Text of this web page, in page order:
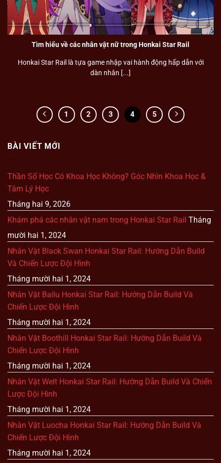
Tìm hiểu về các nhân vật nữ trong Honkai Star Rail
Honkai Star Rail là tựa game nhập vai hành động hấp dẫn với
dàn nhân [...]
1 2 3 4 5
BÀI VIẾT MỚI
Thần Số Học Có Khoa Học Không? Góc Nhìn Khoa Học &
Tâm Lý Học
Tháng hai 9, 2026
Khám phá các nhân vật nam trong Honkai Star Rail Tháng
mười hai 1, 2024
Nhân Vật Black Swan Honkai Star Rail: Hướng Dẫn Build
Và Chiến Lược Đội Hình
Tháng mười hai 1, 2024
Nhân Vật Bailu Honkai Star Rail: Hướng Dẫn Build Và
Chiến Lược Đội Hình
Tháng mười hai 1, 2024
Nhân Vật Boothill Honkai Star Rail: Hướng Dẫn Build Và
Chiến Lược Đội Hình
Tháng mười hai 1, 2024
Nhân Vật Welt Honkai Star Rail: Hướng Dẫn Build Và Chiến
Lược Đội Hình
Tháng mười hai 1, 2024
Nhân Vật Luocha Honkai Star Rail: Hướng Dẫn Build Và
Chiến Lược Đội Hình
Tháng mười hai 1, 2024